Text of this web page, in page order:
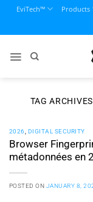
content
EviTech™ Products
TAG
2026 DIGITAL SECURITY
Browser
métadonnées en
POSTED ON JANUARY 8,